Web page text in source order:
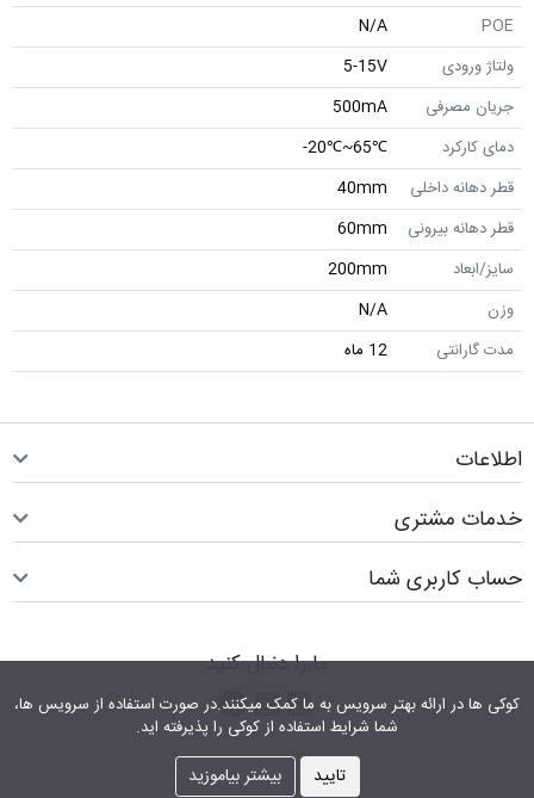
کوکی ها در ارائه بهتر سرویس‎ به ما کمک می‎کنند.در صورت استفاده از سرویس ها،
شما شرایط استفاده از کوکی را پذیرفته اید.
تایید بیشتر بیاموزید
POE
N/A
ولتاژ ورودی
5-15V
جریان مصرفی
500mA
دمای کارکرد
℃65~℃20-
قطر دهانه داخلی
40mm
قطر دهانه بیرونی
60mm
سایز/ابعاد
200mm
وزن
N/A
مدت گارانتی
12 ماه
اطلاعات
خدمات مشتری
حساب کاربری شما
ما را دنبال کنید
اینستاگرام
پیام رسان واتس اپ
کانال تلگرام